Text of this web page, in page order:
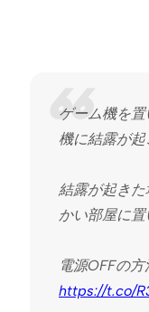
ゲーム機を
機に結露が起
結露が起き
かい部屋に置
電源OFFの
https://t.co/